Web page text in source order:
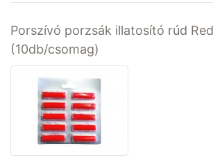
Porszívó porzsák illatosító rúd
(10db/csomag)